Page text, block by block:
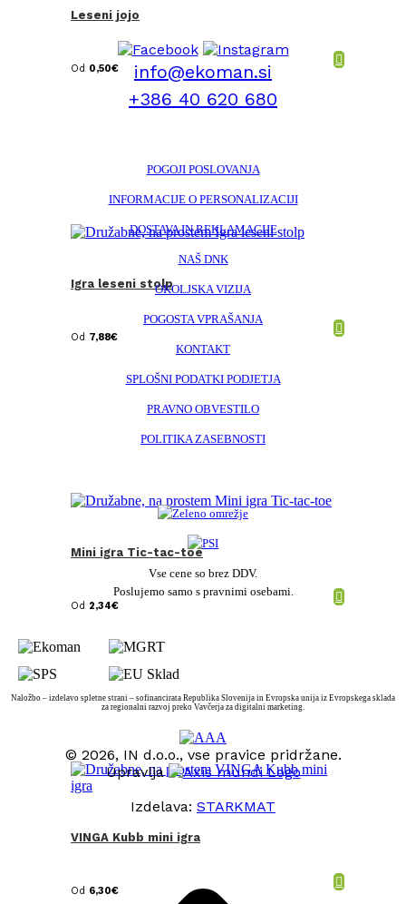
Leseni jojo
Od 0,50€
Igra leseni stolp
Od 7,88€
Mini igra Tic-tac-toe
Od 2,34€
VINGA Kubb mini igra
Od 6,30€
info@ekoman.si
+386 40 620 680
POGOJI POSLOVANJA
INFORMACIJE O PERSONALIZACIJI
DOSTAVA IN REKLAMACIJE
NAŠ DNK
OKOLJSKA VIZIJA
POGOSTA VPRAŠANJA
KONTAKT
SPLOŠNI PODATKI PODJETJA
PRAVNO OBVESTILO
POLITIKA ZASEBNOSTI
Vse cene so brez DDV.
Poslujemo samo s pravnimi osebami.
Naložbo – izdelavo spletne strani – sofinancirata Republika Slovenija in Evropska unija iz Evropskega sklada
za regionalni razvoj preko Vavčerja za digitalni marketing.
© 2026, IN d.o.o., vse pravice pridržane.
Upravlja
Izdelava: STARKMAT